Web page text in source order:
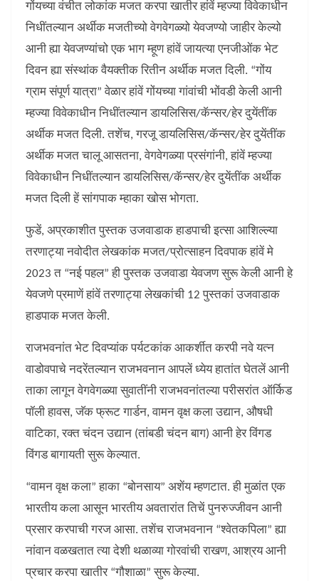
गोंयच्या वंचीत लोकांक मजत करपा खातीर हांवें म्हज्या विवेकाधीन
निधींतल्यान अर्थीक मजतीच्यो वेगवेगळ्यो येवजण्यो जाहीर केल्यो
आनी ह्या येवजण्यांचो एक भाग म्हूण हांवें जायत्या एनजीओंक भेट
दिवन ह्या संस्थांक वैयक्तीक रितीन अर्थीक मजत दिली. “गोंय
ग्राम संपूर्ण यात्रा” वेळार हांवें गोंयच्या गांवांची भोंवडी केली आनी
म्हज्या विवेकाधीन निधींतल्यान डायलिसिस/कॅन्सर/हेर दुयेंतींक
अर्थीक मजत दिली. तशेंच, गरजू डायलिसिस/कॅन्सर/हेर दुयेंतींक
अर्थीक मजत चालू आसतना, वेगवेगळ्या प्रसंगांनी, हांवें म्हज्या
विवेकाधीन निधींतल्यान डायलिसिस/कॅन्सर/हेर दुयेंतींक अर्थीक
मजत दिली हें सांगपाक म्हाका खोस भोगता.
फुडें, अप्रकाशीत पुस्तक उजवाडाक हाडपाची इत्सा आशिल्ल्या
तरणाट्या नवोदीत लेखकांक मजत/प्रोत्साहन दिवपाक हांवें मे
2023 त “नई पहल” ही पुस्तक उजवाडा येवजण सुरू केली आनी हे
येवजणे प्रमाणें हांवें तरणाट्या लेखकांची 12 पुस्तकां उजवाडाक
हाडपाक मजत केली.
राजभवनांत भेट दिवप्यांक पर्यटकांक आकर्शीत करपी नवे यत्न
वाडोवपाचे नदरेंतल्यान राजभवनान आपलें ध्येय हातांत घेतलें आनी
ताका लागून वेगवेगळ्या सुवातींनी राजभवनांतल्या परीसरांत ऑर्किड
पॉली हावस, जॅक फ्रूट गार्डन, वामन वृक्ष कला उद्यान, औषधी
वाटिका, रक्त चंदन उद्यान (तांबडी चंदन बाग) आनी हेर विंगड
विंगड बागायती सुरू केल्यात.
“वामन वृक्ष कला” हाका “बोनसाय” अशेंय म्हणटात. ही मुळांत एक
भारतीय कला आसून भारतीय अवतारांत तिचें पुनरुज्जीवन आनी
प्रसार करपाची गरज आसा. तशेंच राजभवनान “श्वेतकपिला” ह्या
नांवान वळखतात त्या देशी थळाव्या गोरवांची राखण, आश्रय आनी
प्रचार करपा खातीर “गौशाळा” सुरू केल्या.